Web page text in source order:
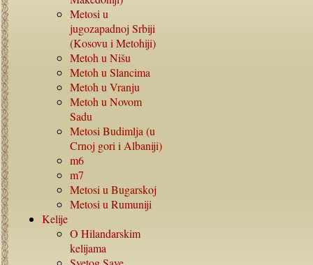
Metosi u
jugozapadnoj Srbiji
(Kosovu i Metohiji)
Metoh u Nišu
Metoh u Slancima
Metoh u Vranju
Metoh u Novom
Sadu
Metosi Budimlja (u
Crnoj gori i Albaniji)
m6
m7
Metosi u Bugarskoj
Metosi u Rumuniji
Kelije
O Hilandarskim
kelijama